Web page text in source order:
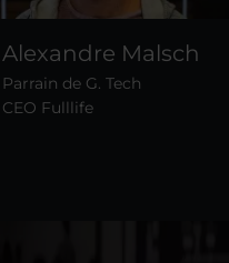
Alexandre Malsch
Parrain de G. Tech
CEO Fulllife